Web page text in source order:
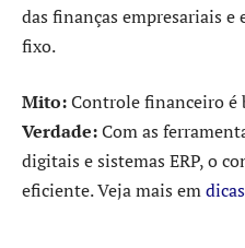
das finanças empresariais
fixo.
Mito:Controle financeiro é
Verdade:Com as
digitais e sistemas ERP, o
eficiente. Veja mais em